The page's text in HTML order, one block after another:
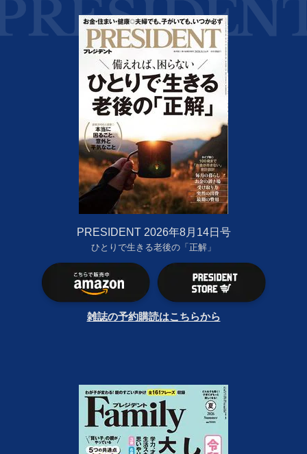
PRESIDENT 2026年8月14日号
ひとりで生きる老後の「正解」
雑誌の予約購読はこちらから